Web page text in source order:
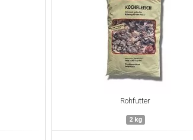
Rohfutter
2 kg